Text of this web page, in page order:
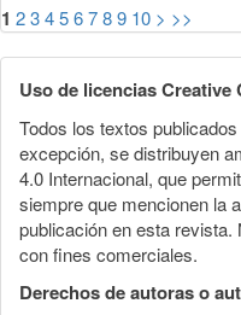
1 23456789 10 > >>
Uso de licencias Creative
Todos los textos
excepción, se distribuyen
4.0 Internacional, que
siempre que mencionen la
publicación en esta
con fines comerciales.
Derechos de autoras o